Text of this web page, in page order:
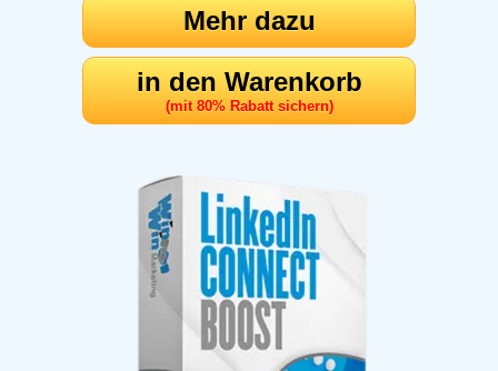
Mehr dazu
in den Warenkorb
(mit 80% Rabatt sichern)